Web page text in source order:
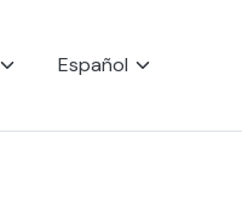
Español